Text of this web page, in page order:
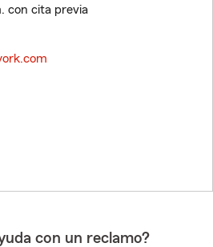
con cita previa
con un reclamo?